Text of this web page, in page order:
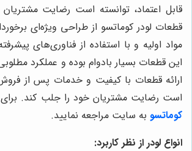
قابل اعتماد، توانسته است رضایت
قطعات لودر کوماتسو از طراحی ویژه‌ای
مواد اولیه و با استفاده از فناوری‌های
این قطعات بسیار بادوام بوده و عملکرد
ارائه قطعات با کیفیت و خدمات پس از
است رضایت مشتریان خود را جلب کند.
کوماتسو به سایت مراجعه نمایید.
انواع لودر از نظر کاربرد: